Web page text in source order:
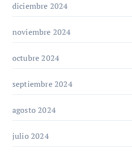
diciembre 2024
noviembre 2024
octubre 2024
septiembre 2024
agosto 2024
julio 2024